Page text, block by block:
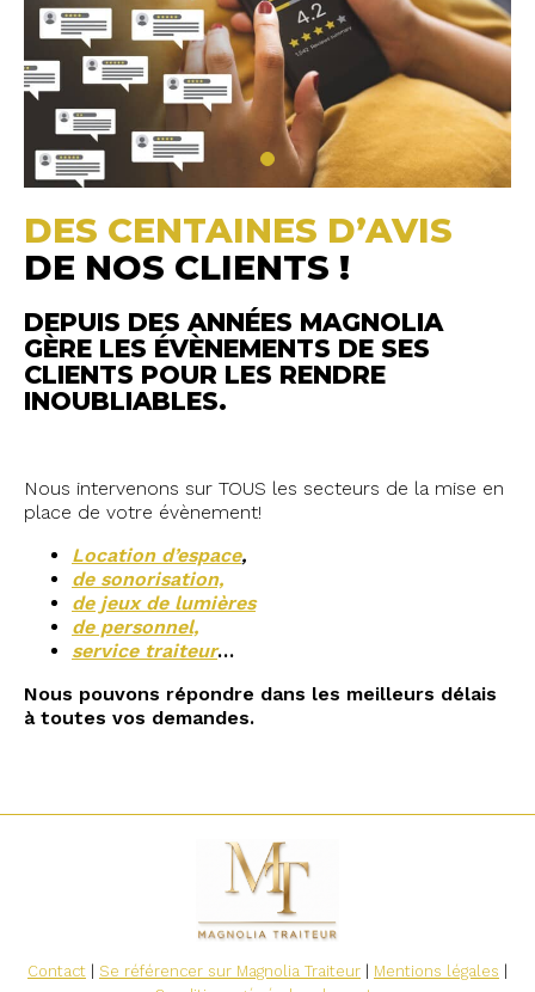
DES CENTAINES D’AVIS
DE NOS CLIENTS !
DEPUIS DES ANNÉES MAGNOLIA
GÈRE LES ÉVÈNEMENTS DE SES
CLIENTS POUR LES RENDRE
INOUBLIABLES.
Nous intervenons sur TOUS les secteurs de la mise en
place de votre évènement!
Location d’espace,
de sonorisation,
de jeux de lumières
de personnel,
service traiteur…
Nous pouvons répondre dans les meilleurs délais
à toutes vos demandes.
Contact Se référencer sur Magnolia Traiteur Mentions légales